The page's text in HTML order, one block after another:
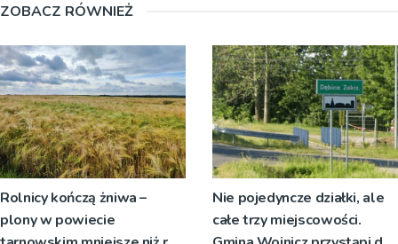
ZOBACZ RÓWNIEŻ
Rolnicy kończą żniwa –
plony w powiecie
Nie pojedyncze działki, ale
całe trzy miejscowości.